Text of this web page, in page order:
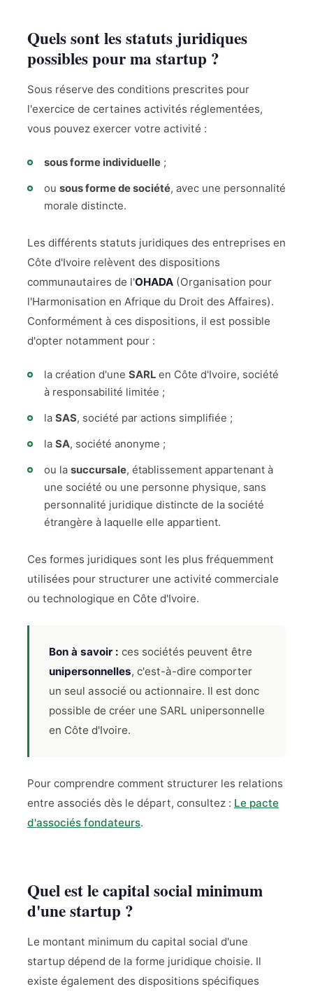
Quels sont les statuts juridiques
possibles pour ma startup ?
Sous réserve des conditions prescrites pour
l'exercice de certaines activités réglementées,
vous pouvez exercer votre activité :
sous forme individuelle ;
ou sous forme de société, avec une personnalité
morale distincte.
Les différents statuts juridiques des entreprises en
Côte d'Ivoire relèvent des dispositions
communautaires de l'OHADA (Organisation pour
l'Harmonisation en Afrique du Droit des Affaires).
Conformément à ces dispositions, il est possible
d'opter notamment pour :
la création d'une SARL en Côte d'Ivoire, société
à responsabilité limitée ;
la SAS, société par actions simplifiée ;
la SA, société anonyme ;
ou la succursale, établissement appartenant à
une société ou une personne physique, sans
personnalité juridique distincte de la société
étrangère à laquelle elle appartient.
Ces formes juridiques sont les plus fréquemment
utilisées pour structurer une activité commerciale
ou technologique en Côte d'Ivoire.
Bon à savoir : ces sociétés peuvent être
unipersonnelles, c'est-à-dire comporter
un seul associé ou actionnaire. Il est donc
possible de créer une SARL unipersonnelle
en Côte d'Ivoire.
Pour comprendre comment structurer les relations
entre associés dès le départ, consultez : Le pacte
d'associés fondateurs.
Quel est le capital social minimum
d'une startup ?
Le montant minimum du capital social d'une
startup dépend de la forme juridique choisie. Il
existe également des dispositions spécifiques